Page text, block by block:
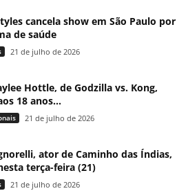
cancela show em São Paulo por
de saúde
21 de julho de 2026
Hottle, de Godzilla vs. Kong,
18 anos...
21 de julho de 2026
ator de Caminho das Índias,
terça-feira (21)
21 de julho de 2026